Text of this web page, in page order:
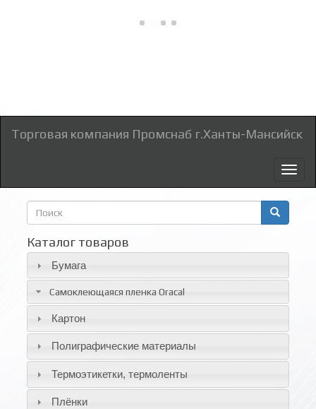
Торговая компания Промснаб г.Ханты-Мансийск
Форма
поиска
Каталог товаров
Бумага
Самоклеющаяся пленка Oracal
Картон
Полиграфические материалы
Термоэтикетки, термоленты
Плёнки